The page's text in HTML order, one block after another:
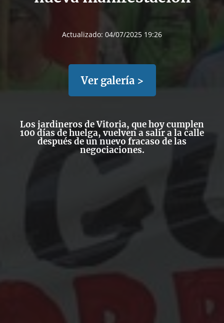
Actualizado: 04/07/2025 19:26
Ver galería >
Los jardineros de Vitoria, que hoy cumplen
100 días de huelga, vuelven a salir a la calle
después de un nuevo fracaso de las
negociaciones.